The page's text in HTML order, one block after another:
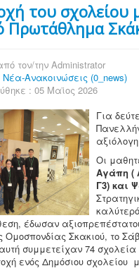
του σχολείου
Πρωτάθλημα
τον/την Administrator
Νέα-Ανακοινώσεις (0_news)
: 05 Μαϊος 2026
Για
Οι
Αγάπη (
Γ3) και
έδωσαν
Ομοσπονδίας Σκακιού, το
συμμετείχαν 74
ενός Δημόσιου σχολείου